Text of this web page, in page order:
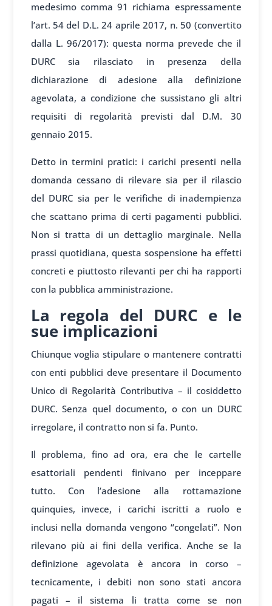
medesimo comma 91 richiama espressamente
l’art. 54 del D.L. 24 aprile 2017, n. 50 (convertito
dalla L. 96/2017): questa norma prevede che il
DURC sia rilasciato in presenza della
dichiarazione di adesione alla definizione
agevolata, a condizione che sussistano gli altri
requisiti di regolarità previsti dal D.M. 30
gennaio 2015.
Detto in termini pratici: i carichi presenti nella
domanda cessano di rilevare sia per il rilascio
del DURC sia per le verifiche di inadempienza
che scattano prima di certi pagamenti pubblici.
Non si tratta di un dettaglio marginale. Nella
prassi quotidiana, questa sospensione ha effetti
concreti e piuttosto rilevanti per chi ha rapporti
con la pubblica amministrazione.
La regola del DURC e le
sue implicazioni
Chiunque voglia stipulare o mantenere contratti
con enti pubblici deve presentare il Documento
Unico di Regolarità Contributiva – il cosiddetto
DURC. Senza quel documento, o con un DURC
irregolare, il contratto non si fa. Punto.
Il problema, fino ad ora, era che le cartelle
esattoriali pendenti finivano per inceppare
tutto. Con l’adesione alla rottamazione
quinquies, invece, i carichi iscritti a ruolo e
inclusi nella domanda vengono “congelati”. Non
rilevano più ai fini della verifica. Anche se la
definizione agevolata è ancora in corso –
tecnicamente, i debiti non sono stati ancora
pagati – il sistema li tratta come se non